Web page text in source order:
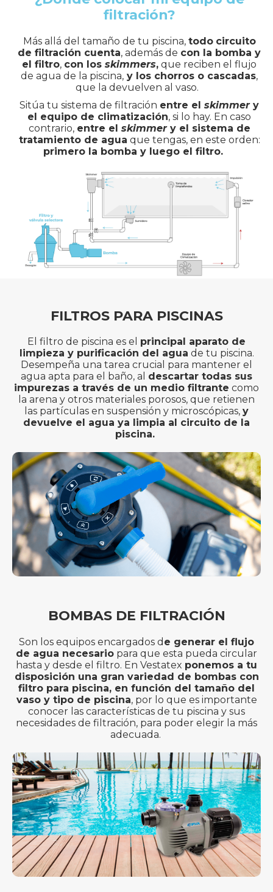
filtración?
Más allá del tamaño de tu piscina, todo circuito
de filtración cuenta, además de con la bomba y
el filtro, con los skimmers, que reciben el flujo
de agua de la piscina, y los chorros o cascadas,
que la devuelven al vaso.
Sitúa tu sistema de filtración entre el skimmery
el equipo de climatización, si lo hay. En caso
contrario, entre el skimmery el sistema de
tratamiento de agua que tengas, en este orden:
primero la bomba y luego el filtro.
FILTROS PARA PISCINAS
El filtro de piscina es el principal aparato de
limpieza y purificación del agua de tu piscina.
Desempeña una tarea crucial para mantener el
agua apta para el baño, al descartar todas sus
impurezas a través de un medio filtrante como
la arena y otros materiales porosos, que retienen
las partículas en suspensión y microscópicas, y
devuelve el agua ya limpia al circuito de la
piscina.
BOMBAS DE FILTRACIÓN
Son los equipos encargados d e generar el flujo
de agua necesario para que esta pueda circular
hasta y desde el filtro. En Vestatex ponemos a tu
disposición una gran variedad de bombas con
filtro para piscina, en función del tamaño del
vaso y tipo de piscina, por lo que es importante
conocer las características de tu piscina y sus
necesidades de filtración, para poder elegir la más
adecuada.